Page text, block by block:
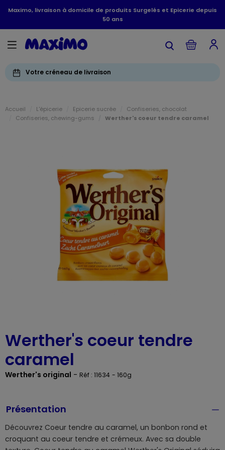
Maximo, livraison à domicile de produits Surgelés et Epicerie depuis
50 ans
Votre créneau de livraison
Accueil L'épicerie Epicerie sucrée
Confiseries, chocolat
Confiseries, chewing-gums
Werther's coeur tendre caramel
Werther's coeur tendre
caramel
Werther's original - Réf : 11634 - 160g
Présentation
Découvrez Coeur tendre au caramel, un bonbon rond et
croquant au coeur tendre et crémeux. Avec sa double